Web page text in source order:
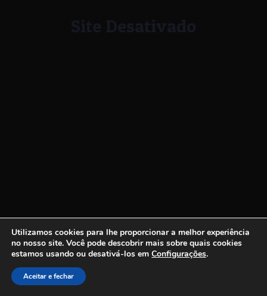
Site Desativado
Utilizamos cookies para lhe proporcionar a melhor experiência
no nosso site. Você pode descobrir mais sobre quais cookies
estamos usando ou desativá-los em Configurações.
Aceitar e fechar